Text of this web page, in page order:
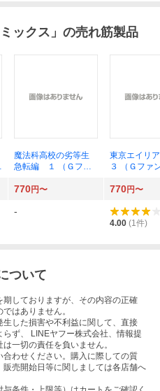
ックス 」の売れ筋製品
魔法科高校の劣等生
急転編 １ （Ｇファ
佐島勤
東京エイリ
３ （Ｇファ
Ｅ
770円〜 770円〜
-
4.00 (1 件)
ついて
しておりますが、その内容の正確
はありません。
した損害や不利益に関して、直接
ず、 LINEヤフー株式会社、情報提
一切の責任を負いません。
わせください。購入に際しての質
売開始日等に関しましては各店舗へ